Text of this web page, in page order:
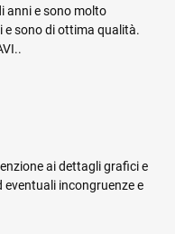
anni e sono molto
e sono di ottima qualità.
ai dettagli grafici e
incongruenze e